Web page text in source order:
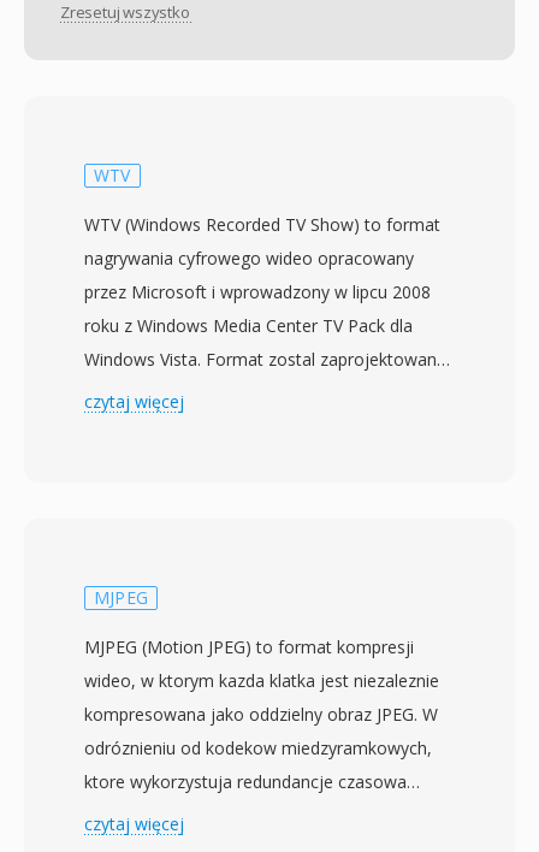
Zresetuj wszystko
WTV
WTV (Windows Recorded TV Show) to format
nagrywania cyfrowego wideo opracowany
przez Microsoft i wprowadzony w lipcu 2008
roku z Windows Media Center TV Pack dla
Windows Vista. Format zostal zaprojektowany
w celu zastapienia wczesniejszego formatu
sciezek audio w formacie AC-3 lub MPEG, wraz
elektronicznego przewodnika po programach i
flagami zabezpieczen przed kopiowaniem.
Kontener uzywa wewnetrznej struktury
katalogow obslgujacej funkcje przesuwania
czasu, umozliwiajac Windows Media Center
nagrywanie tresci przy jednoczesnym
czytaj więcej
MJPEG
MJPEG (Motion JPEG) to format kompresji
wideo, w ktorym kazda klatka jest niezaleznie
kompresowana jako oddzielny obraz JPEG. W
odróznieniu od kodekow miedzyramkowych,
ktore wykorzystuja redundancje czasowa
miedzy kolejnymi klatkami, MJPEG traktuje
czytaj więcej